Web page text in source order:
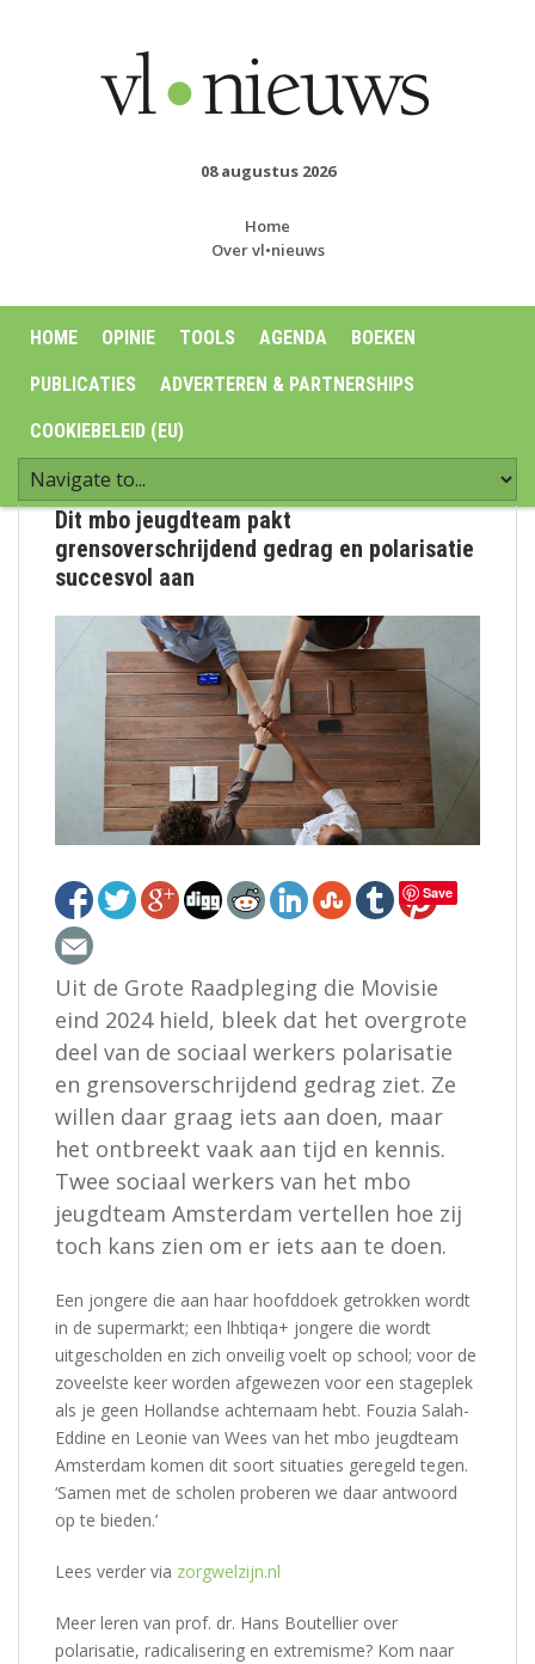
08 augustus 2026
Home
Over vl•nieuws
HOME OPINIE TOOLS AGENDA BOEKEN
PUBLICATIES ADVERTEREN & PARTNERSHIPS
COOKIEBELEID (EU)
Dit mbo jeugdteam pakt
grensoverschrijdend gedrag en polarisatie
succesvol aan
Save
Uit de Grote Raadpleging die Movisie
eind 2024 hield, bleek dat het overgrote
deel van de sociaal werkers polarisatie
en grensoverschrijdend gedrag ziet. Ze
willen daar graag iets aan doen, maar
het ontbreekt vaak aan tijd en kennis.
Twee sociaal werkers van het mbo
jeugdteam Amsterdam vertellen hoe zij
toch kans zien om er iets aan te doen.
Een jongere die aan haar hoofddoek getrokken wordt
in de supermarkt; een lhbtiqa+ jongere die wordt
uitgescholden en zich onveilig voelt op school; voor de
zoveelste keer worden afgewezen voor een stageplek
als je geen Hollandse achternaam hebt. Fouzia Salah-
Eddine en Leonie van Wees van het mbo jeugdteam
Amsterdam komen dit soort situaties geregeld tegen.
‘Samen met de scholen proberen we daar antwoord
op te bieden.’
Lees verder via zorgwelzijn.nl
Meer leren van prof. dr. Hans Boutellier over
polarisatie, radicalisering en extremisme? Kom naar